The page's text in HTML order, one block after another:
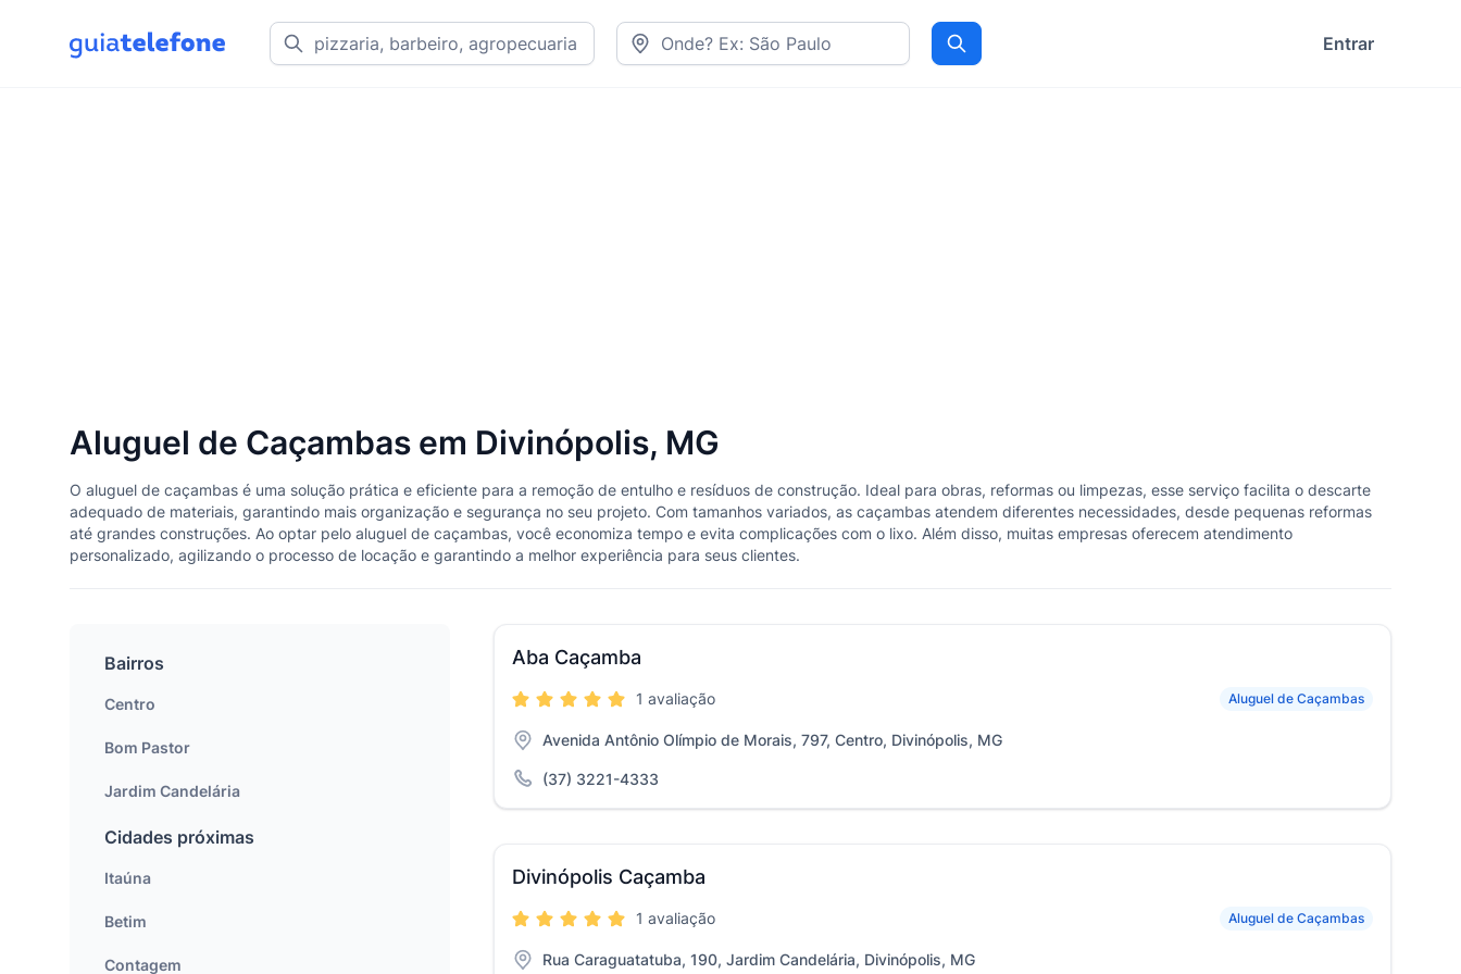
Procurar Entrar
Aluguel de Caçambas em Divinópolis, MG
O aluguel de caçambas é uma solução prática e eficiente para a remoção de entulho e resíduos de construção. Ideal para obras, reformas ou limpezas, esse serviço facilita o descarte
adequado de materiais, garantindo mais organização e segurança no seu projeto. Com tamanhos variados, as caçambas atendem diferentes necessidades, desde pequenas reformas
até grandes construções. Ao optar pelo aluguel de caçambas, você economiza tempo e evita complicações com o lixo. Além disso, muitas empresas oferecem atendimento
personalizado, agilizando o processo de locação e garantindo a melhor experiência para seus clientes.
Aba Caçamba
Aluguel de Caçambas
1 avaliação
Avenida Antônio Olímpio de Morais, 797, Centro, Divinópolis, MG
(37) 3221-4333
Divinópolis Caçamba
Aluguel de Caçambas
1 avaliação
Rua Caraguatatuba, 190, Jardim Candelária, Divinópolis, MG
Bairros
Centro
Bom Pastor
Jardim Candelária
Cidades próximas
Itaúna
Betim
Contagem